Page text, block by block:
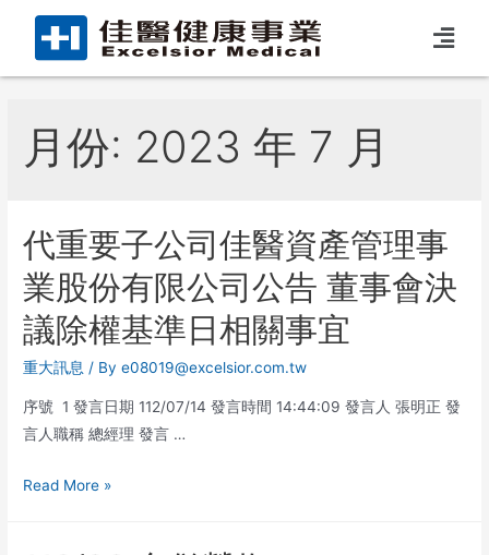
月份: 2023 年 7 月
代重要子公司佳醫資產管理事
業股份有限公司公告 董事會決
議除權基準日相關事宜
重大訊息 / Bye08019@excelsior.com.tw
序號 1 發言日期 112/07/14 發言時間 14:44:09 發言人 張明正 發
言人職稱 總經理 發言 …
Read More »